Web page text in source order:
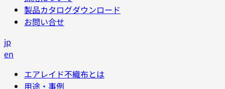
製品カタログダウンロード
お問い合せ
jp
en
エアレイド不織布とは
用途・事例